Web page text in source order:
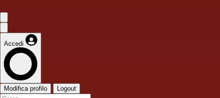
Accedi
Modifica profilo Logout